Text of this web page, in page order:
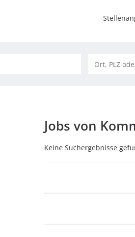
Jobs von
Keine Suchergebnisse